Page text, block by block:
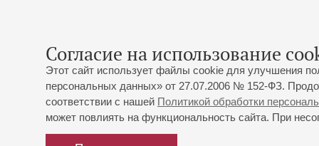
Согласие на использование
Этот сайт использует файлы cookie для улучшения
персональных данных» от 27.07.2006 № 152-ФЗ.
соответствии с нашей Политикой обработки
может повлиять на функциональность сайта. При